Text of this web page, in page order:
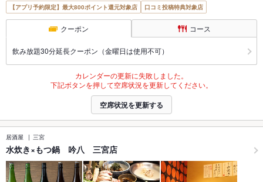
【アプリ予約限定】最大800ポイント還元対象店 口コミ投稿特典対象店
クーポン コース
飲み放題30分延長クーポン（金曜日は使用不可）
カレンダーの更新に失敗しました。
下記ボタンを押して空席状況を更新してください。
空席状況を更新する
居酒屋 三宮
水炊き×もつ鍋 吟八 三宮店